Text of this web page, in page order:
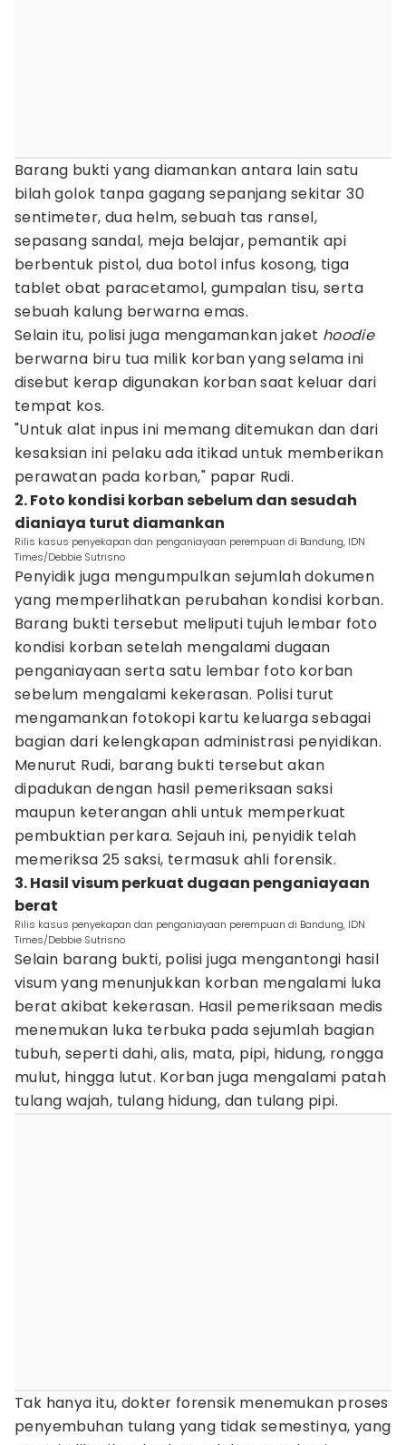
Barang bukti yang diamankan antara lain satu
bilah golok tanpa gagang sepanjang sekitar 30
sentimeter, dua helm, sebuah tas ransel,
sepasang sandal, meja belajar, pemantik api
berbentuk pistol, dua botol infus kosong, tiga
tablet obat paracetamol, gumpalan tisu, serta
sebuah kalung berwarna emas.
Selain itu, polisi juga mengamankan jaket hoodie
berwarna biru tua milik korban yang selama ini
disebut kerap digunakan korban saat keluar dari
tempat kos.
"Untuk alat inpus ini memang ditemukan dan dari
kesaksian ini pelaku ada itikad untuk memberikan
perawatan pada korban," papar Rudi.
2. Foto kondisi korban sebelum dan sesudah
dianiaya turut diamankan
Rilis kasus penyekapan dan penganiayaan perempuan di Bandung, IDN
Times/Debbie Sutrisno
Penyidik juga mengumpulkan sejumlah dokumen
yang memperlihatkan perubahan kondisi korban.
Barang bukti tersebut meliputi tujuh lembar foto
kondisi korban setelah mengalami dugaan
penganiayaan serta satu lembar foto korban
sebelum mengalami kekerasan. Polisi turut
mengamankan fotokopi kartu keluarga sebagai
bagian dari kelengkapan administrasi penyidikan.
Menurut Rudi, barang bukti tersebut akan
dipadukan dengan hasil pemeriksaan saksi
maupun keterangan ahli untuk memperkuat
pembuktian perkara. Sejauh ini, penyidik telah
memeriksa 25 saksi, termasuk ahli forensik.
3. Hasil visum perkuat dugaan penganiayaan
berat
Rilis kasus penyekapan dan penganiayaan perempuan di Bandung, IDN
Times/Debbie Sutrisno
Selain barang bukti, polisi juga mengantongi hasil
visum yang menunjukkan korban mengalami luka
berat akibat kekerasan. Hasil pemeriksaan medis
menemukan luka terbuka pada sejumlah bagian
tubuh, seperti dahi, alis, mata, pipi, hidung, rongga
mulut, hingga lutut. Korban juga mengalami patah
tulang wajah, tulang hidung, dan tulang pipi.
Tak hanya itu, dokter forensik menemukan proses
penyembuhan tulang yang tidak semestinya, yang